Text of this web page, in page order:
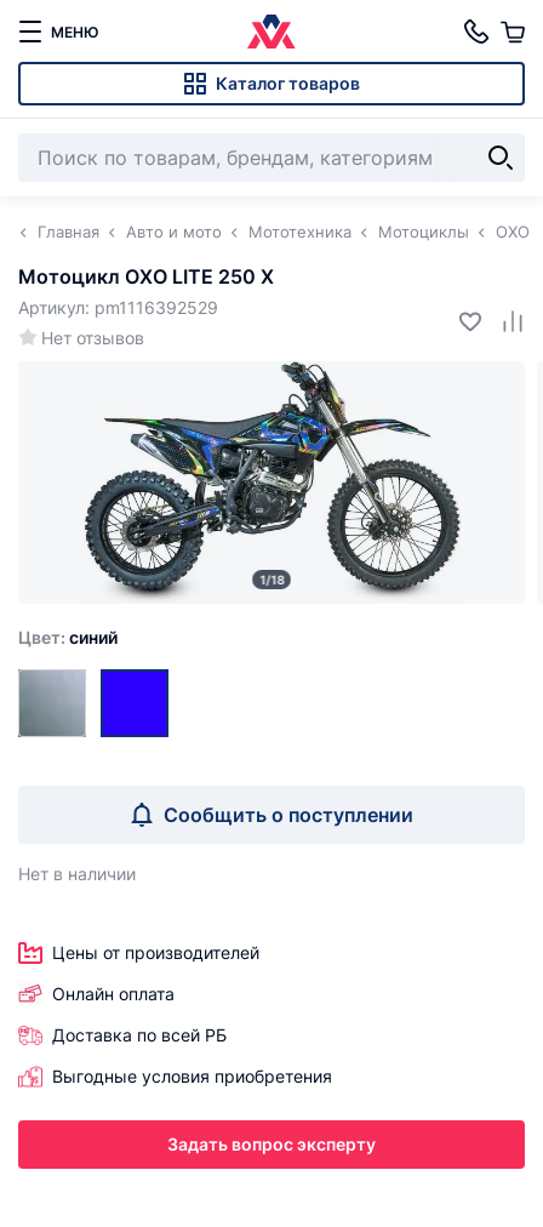
МЕНЮ
Каталог товаров
Главная Авто и мото Мототехника Мотоциклы OXO
Мотоцикл OXO LITE 250 X
Нет отзывов
Артикул: pm1116392529
1/18
Цвет: синий
Сообщить о поступлении
Нет в наличии
Цены от производителей
Онлайн оплата
Доставка по всей РБ
Выгодные условия приобретения
Задать вопрос эксперту